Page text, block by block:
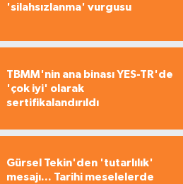
'silahsızlanma' vurgusu
TBMM'nin ana binası YES-TR'de
'çok iyi' olarak
sertifikalandırıldı
Gürsel Tekin'den 'tutarlılık'
mesajı... Tarihi meselelerde